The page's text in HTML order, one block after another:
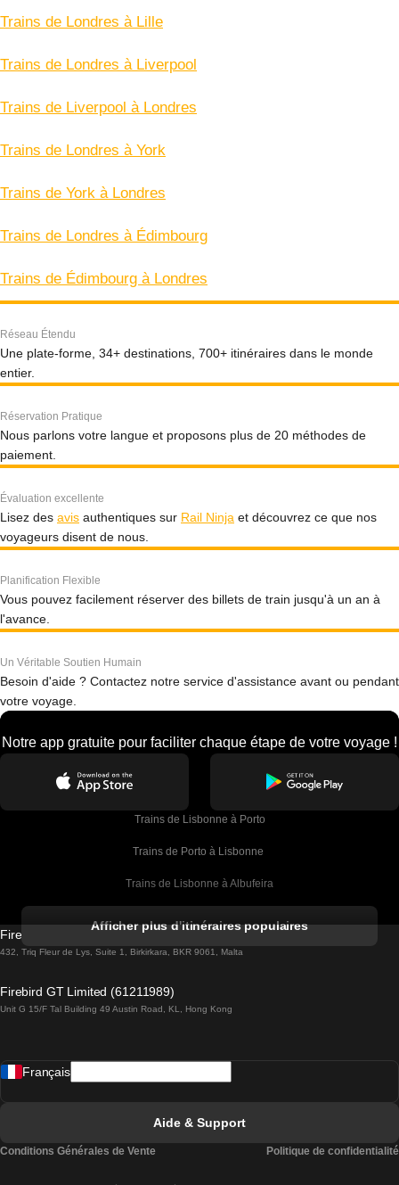
Trains de Londres à Lille
Trains de Londres à Liverpool
Trains de Liverpool à Londres
Trains de Londres à York
Trains de York à Londres
Trains de Londres à Édimbourg
Trains de Édimbourg à Londres
Réseau Étendu
Une plate-forme, 34+ destinations, 700+ itinéraires dans le monde
entier.
Réservation Pratique
Nous parlons votre langue et proposons plus de 20 méthodes de
paiement.
Évaluation excellente
Lisez des avis authentiques sur Rail Ninja et découvrez ce que nos
voyageurs disent de nous.
Planification Flexible
Vous pouvez facilement réserver des billets de train jusqu'à un an à
l'avance.
Un Véritable Soutien Humain
Besoin d'aide ? Contactez notre service d'assistance avant ou pendant
votre voyage.
Notre app gratuite pour faciliter chaque étape de votre voyage !
Trains de Lisbonne à Porto
Trains de Porto à Lisbonne
Trains de Lisbonne à Albufeira
Trains de Lisbonne à Lagos
Trains de Lisbonne à Madrid
Afficher plus d'itinéraires populaires
Firebird GT Limited (OC 1451)
432, Triq Fleur de Lys, Suite 1, Birkirkara, BKR 9061, Malta
Firebird GT Limited (61211989)
Unit G 15/F Tal Building 49 Austin Road, KL, Hong Kong
Français
Aide & Support
Conditions Générales de Vente Politique de confidentialité